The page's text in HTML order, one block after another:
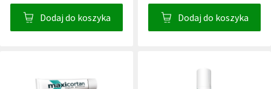
Dodaj do koszyka Dodaj do koszyka